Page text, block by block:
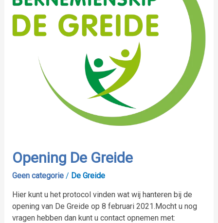
Opening De Greide
Geen categorie/ De Greide
Hier kunt u het protocol vinden wat wij hanteren bij de
opening van De Greide op 8 februari 2021.Mocht u nog
vragen hebben dan kunt u contact opnemen met: